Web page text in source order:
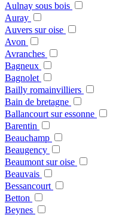
Aulnay sous bois
Auray
Auvers sur oise
Avon
Avranches
Bagneux
Bagnolet
Bailly romainvilliers
Bain de bretagne
Ballancourt sur essonne
Barentin
Beauchamp
Beaugency
Beaumont sur oise
Beauvais
Bessancourt
Betton
Beynes